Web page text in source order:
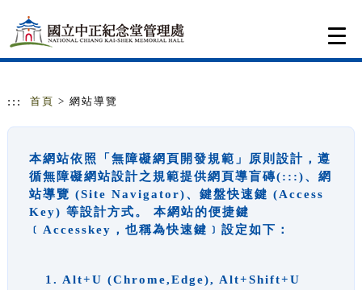
::: 首頁 > 網站導覽
本網站依照「無障礙網頁開發規範」原則設計，遵
循無障礙網站設計之規範提供網頁導盲磚(:::)、網
站導覽 (Site Navigator)、鍵盤快速鍵 (Access
Key) 等設計方式。 本網站的便捷鍵
﹝Accesskey，也稱為快速鍵﹞設定如下：
1. Alt+U (Chrome,Edge), Alt+Shift+U